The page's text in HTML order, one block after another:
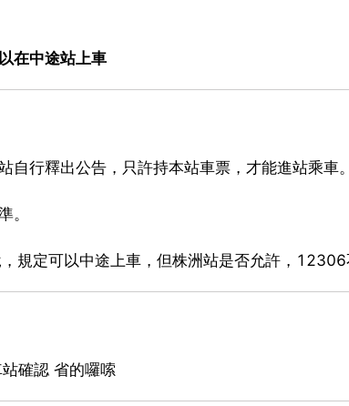
在中途站上車
自行釋出公告，只許持本站車票，才能進站乘車。
。
規定可以中途上車，但株洲站是否允許，12306
確認 省的囉嗦